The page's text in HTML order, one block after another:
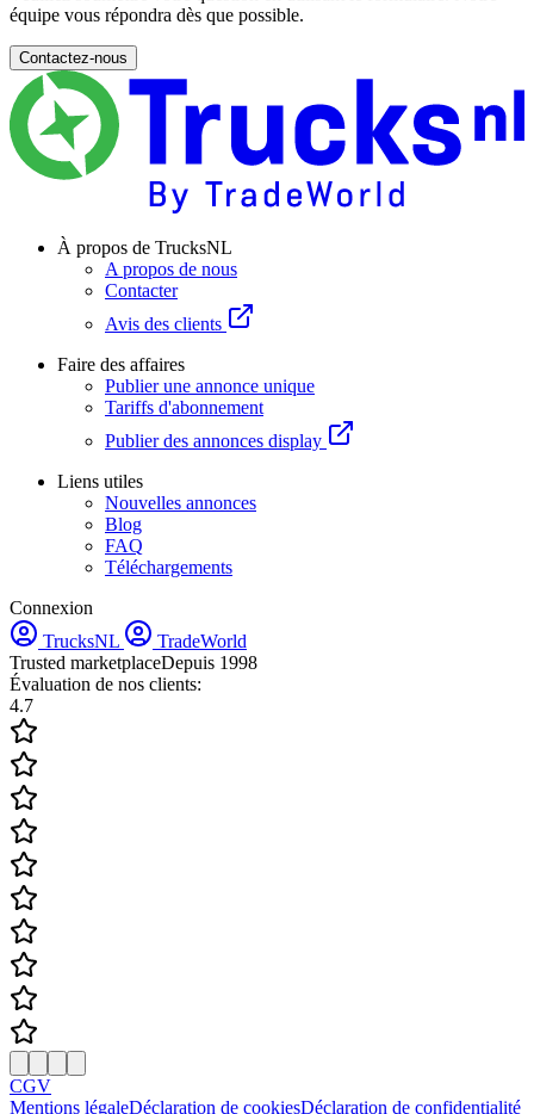
équipe vous répondra dès que possible.
Contactez-nous
À propos de TrucksNL
A propos de nous
Contacter
Avis des clients
Faire des affaires
Publier une annonce unique
Tariffs d'abonnement
Publier des annonces display
Liens utiles
Nouvelles annonces
Blog
FAQ
Téléchargements
Connexion
TrucksNL
TradeWorld
Trusted marketplaceDepuis 1998
Évaluation de nos clients:
4.7
CGV
Mentions légaleDéclaration de cookiesDéclaration de confidentialité